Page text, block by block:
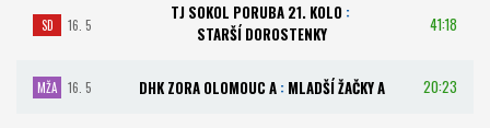
SD 16. 5
TJ SOKOL PORUBA 21. KOLO :
STARŠÍ DOROSTENKY
41:18
MŽA 16. 5 DHK ZORA OLOMOUC A: MLADŠÍ ŽAČKY A 20:23